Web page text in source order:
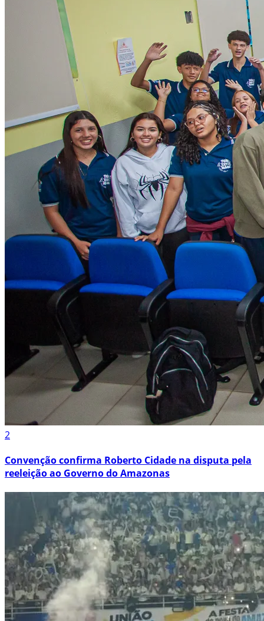
2
Convenção confirma Roberto Cidade na disputa pela
reeleição ao Governo do Amazonas